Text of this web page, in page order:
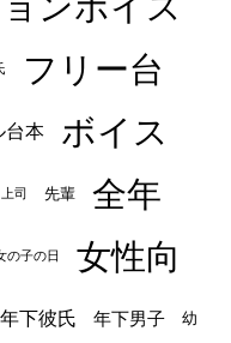
フリー台
台本
ボイス
上司 先輩
全年
の子の日
女性向
年下彼氏 年下男子 幼